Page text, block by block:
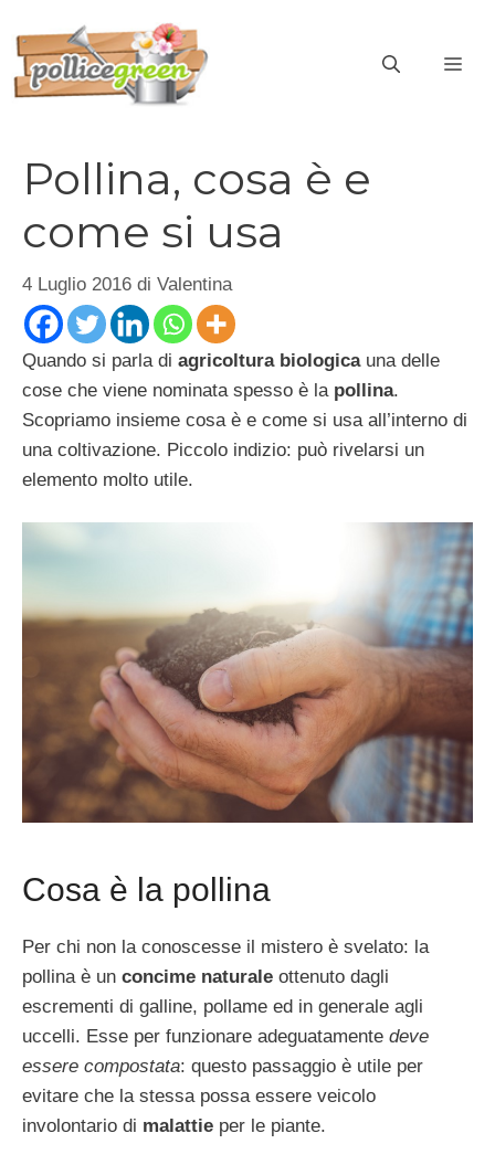
contenuto
Pollina, cosa è e
come si usa
4 Luglio 2016 di Valentina
Quando si parla di agricoltura biologicauna delle
cose che viene nominata spesso è la pollina.
Scopriamo insieme cosa è e come si usa all’interno di
una coltivazione. Piccolo indizio: può rivelarsi un
elemento molto utile.
Cosa è la pollina
Per chi non la conoscesse il mistero è svelato: la
pollina è un concime naturale ottenuto dagli
escrementi di galline, pollame ed in generale agli
uccelli. Esse per funzionare adeguatamente deve
essere compostata: questo passaggio è utile per
evitare che la stessa possa essere veicolo
involontario di malattie per le piante.